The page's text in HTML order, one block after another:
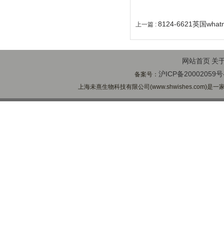
上一篇 : 8124-6621英国
网站首页 关
备案号：沪ICP备20002059
上海未熹生物科技有限公司(www.shwishes.com)是一